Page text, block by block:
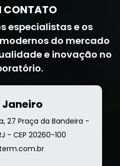
CONTATO
especialistas e os
do mercado
e inovação no
Janeiro
27 Praça da Bandeira -
- CEP 20260-100